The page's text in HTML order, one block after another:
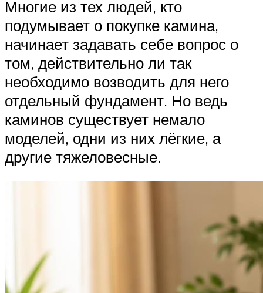
Многие из тех людей, кто
подумывает о покупке камина,
начинает задавать себе вопрос о
том, действительно ли так
необходимо возводить для него
отдельный фундамент. Но ведь
каминов существует немало
моделей, одни из них лёгкие, а
другие тяжеловесные.